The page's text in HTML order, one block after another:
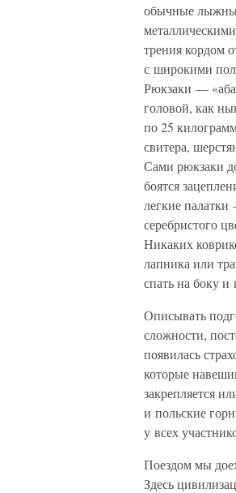
обычные
трения кордом
с широкими
Рюкзаки —
головой, как
по 25
свитера,
Сами рюкзаки
боятся
легкие
серебристого
Никаких
лапника или
спать на боку и
Описывать
сложности,
появилась
которые
закрепляется
и польские
у всех
Поездом мы
Здесь